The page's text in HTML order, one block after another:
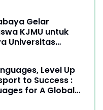
Gelar
KJMU untuk
Universitas
Level Up
to Success :
for A Global